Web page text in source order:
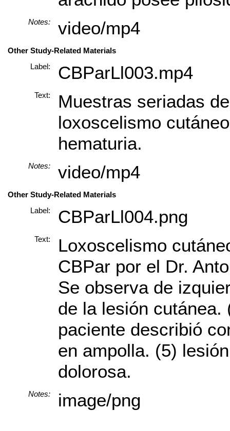
Notes: video/mp4
Other Study-Related Materials
Label:
CBParLl003.mp4
Text:
Muestras seriadas
loxoscelismo
hematuria.
Notes: video/mp4
Other Study-Related Materials
Label:
CBParLl004.png
Text:
Loxoscelismo
CBPar por el Dr.
Se observa de
de la lesión
paciente describió
en ampolla. (5)
dolorosa.
Notes: image/png